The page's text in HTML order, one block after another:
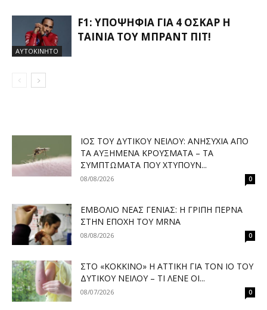
ΑΥΤΟΚΙΝΗΤΟ
F1: ΥΠΟΨΉΦΙΑ ΓΙΑ 4 ΌΣΚΑΡ Η
ΤΑΙΝΊΑ ΤΟΥ ΜΠΡΑΝΤ ΠΙΤ!
ΙΌΣ ΤΟΥ ΔΥΤΙΚΟΎ ΝΕΊΛΟΥ: ΑΝΗΣΥΧΊΑ ΑΠΌ
ΤΑ ΑΥΞΗΜΈΝΑ ΚΡΟΎΣΜΑΤΑ – ΤΑ
ΣΥΜΠΤΏΜΑΤΑ ΠΟΥ ΧΤΥΠΟΎΝ...
08/08/2026 0
ΕΜΒΌΛΙΟ ΝΈΑΣ ΓΕΝΙΆΣ: Η ΓΡΊΠΗ ΠΕΡΝΆ
ΣΤΗΝ ΕΠΟΧΉ ΤΟΥ MRNA
08/08/2026 0
ΣΤΟ «ΚΌΚΚΙΝΟ» Η ΑΤΤΙΚΉ ΓΙΑ ΤΟΝ ΙΌ ΤΟΥ
ΔΥΤΙΚΟΎ ΝΕΊΛΟΥ – ΤΙ ΛΈΝΕ ΟΙ...
08/07/2026 0